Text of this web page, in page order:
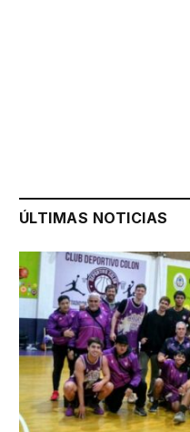
ÚLTIMAS NOTICIAS